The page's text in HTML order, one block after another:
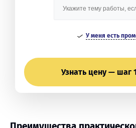
У меня есть
Узнать цену — шаг